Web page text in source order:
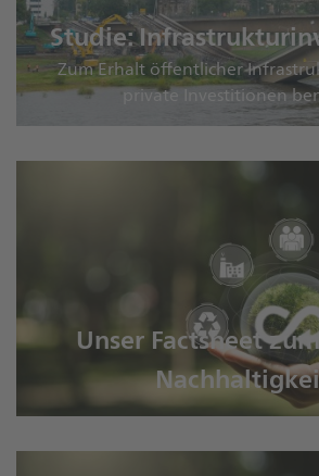
Studie:
Zum Erhalt öffentlicher
private Investitionen
Unser Factsheet